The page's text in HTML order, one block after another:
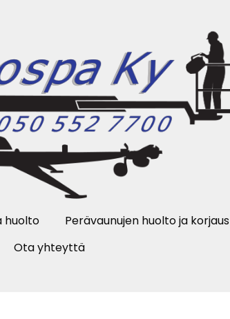
huolto Perävaunujen huolto ja korjaus
Ota yhteyttä